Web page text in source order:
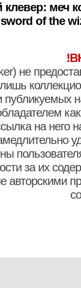
клевер: меч
of the
не
публикуемых
на него
за их